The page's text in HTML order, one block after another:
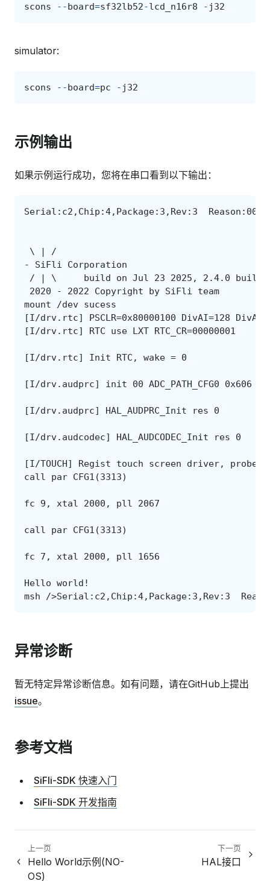
scons --board=sf32lb52-lcd_n16r8 - j32
simulator:
scons --board=pc - j32
示例输出
如果示例运行成功，您将在串口看到以下输出：
异常诊断
暂无特定异常诊断信息。如有问题，请在GitHub上提出
issue。
参考文档
SiFli-SDK 快速入门
SiFli-SDK 开发指南
上一页
Hello World示例(NO-
OS)
下一页
HAL接口